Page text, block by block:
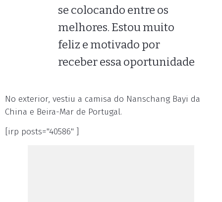
se colocando entre os
melhores. Estou muito
feliz e motivado por
receber essa oportunidade
No exterior, vestiu a camisa do Nanschang Bayi da
China e Beira-Mar de Portugal.
[irp posts="40586" ]